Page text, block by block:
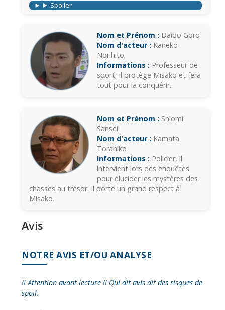
Spoiler
Nom et Prénom : Daido Goro
Nom d'acteur : Kaneko
Norihito
Informations : Professeur de
sport, il protège Misako et fera
tout pour la conquérir.
Nom et Prénom : Shiomi
Sansei
Nom d'acteur : Kamata
Torahiko
Informations : Policier, il
intervient lors des enquêtes
pour élucider les mystères des
chasses au trésor. Il porte un grand respect à
Misako.
Avis
NOTRE AVIS ET/OU ANALYSE
!! Attention avant lecture !! Qui dit avis dit des risques de
spoil.